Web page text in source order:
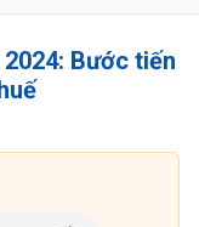
Bước tiến